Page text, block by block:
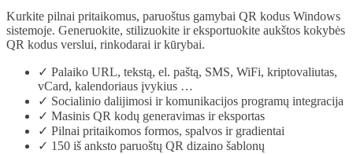
Kurkite pilnai pritaikomus, paruoštus gamybai QR kodus Windows
sistemoje. Generuokite, stilizuokite ir eksportuokite aukštos kokybės
QR kodus verslui, rinkodarai ir kūrybai.
✓ Palaiko URL, tekstą, el. paštą, SMS, WiFi, kriptovaliutas,
vCard, kalendoriaus įvykius …
✓ Socialinio dalijimosi ir komunikacijos programų integracija
✓ Masinis QR kodų generavimas ir eksportas
✓ Pilnai pritaikomos formos, spalvos ir gradientai
✓ 150 iš anksto paruoštų QR dizaino šablonų